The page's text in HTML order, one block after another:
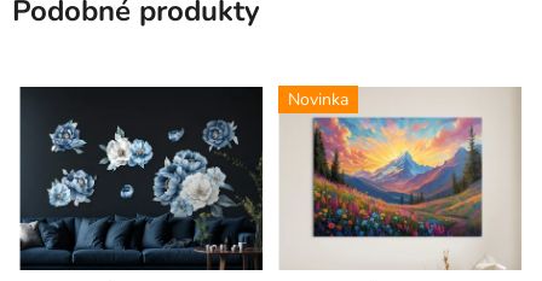
Podobné produkty
Novinka